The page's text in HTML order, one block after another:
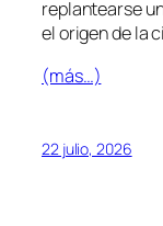
replantearse
el origen de la
(más…)
22 julio, 2026